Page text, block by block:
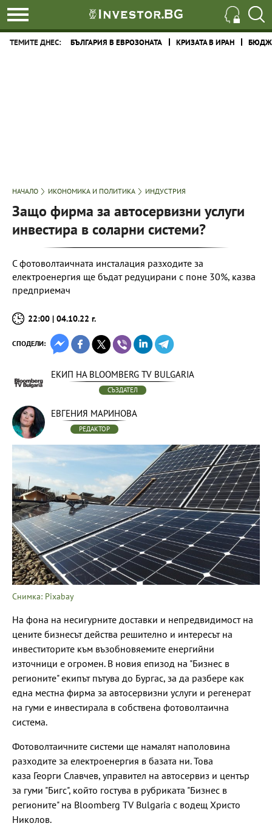
ТЕМИТЕ ДНЕС: БЪЛГАРИЯ В ЕВРОЗОНАТА КРИЗАТА В ИРАН
НАЧАЛО ИКОНОМИКА И ПОЛИТИКА ИНДУСТРИЯ
Защо фирма за автосервизни услуги
инвестира в соларни системи?
С фотоволтаичната инсталация разходите за
електроенергия ще бъдат редуцирани с поне 30%, казва
предприемач
22:00 | 04.10.22 г.
СПОДЕЛИ:
ЕКИП НА BLOOMBERG TV BULGARIA
СЪЗДАТЕЛ
ЕВГЕНИЯ МАРИНОВА
РЕДАКТОР
Снимка: Pixabay
На фона на несигурните доставки и непредвидимост на
цените бизнесът действа решително и интересът на
инвеститорите към възобновяемите енергийни
източници е огромен. В новия епизод на "Бизнес в
регионите" екипът пътува до Бургас, за да разбере как
една местна фирма за автосервизни услуги и регенерат
на гуми е инвестирала в собствена фотоволтаична
система.
Фотоволтаичните системи ще намалят наполовина
разходите за електроенергия в базата ни. Това
каза Георги Славчев, управител на автосервиз и център
за гуми "Бигс", който гостува в рубриката "Бизнес в
регионите" на Bloomberg TV Bulgaria с водещ Христо
Николов.